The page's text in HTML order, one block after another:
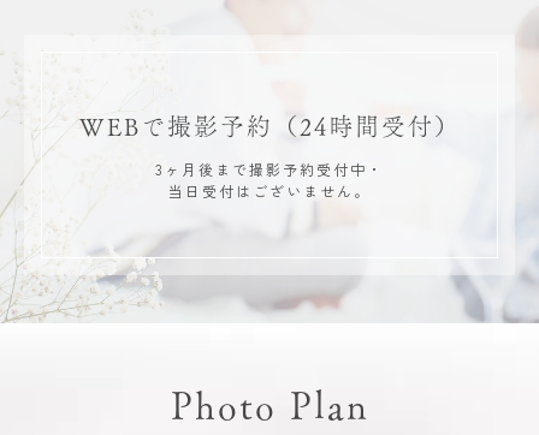
WEBで撮影予約 （24時間受付）
3ヶ月後まで撮影予約受付中・
当日受付はございません。
Photo Plan